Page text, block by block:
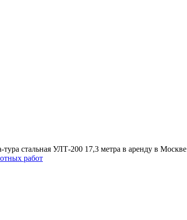
стальная УЛТ-200 17,3 метра в аренду в Москве
работ